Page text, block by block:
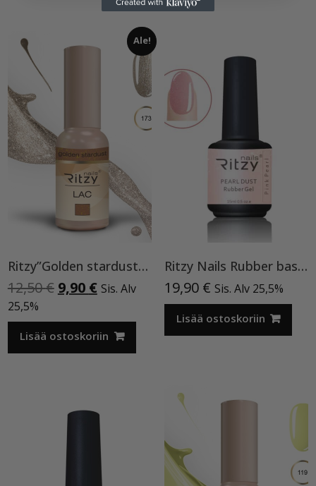
Ale!
Ritzy”Golden stardust”geelilakka,173 TPO vapaa
12,50€ Alkuperäinen
oli:
12,50 €.
9,90 €Nykyinen
on:
9,90 €.
Sis. Alv
25,5%
Lisää ostoskoriin
Ritzy Nails Rubber base ”Pink Pearl” pohjageeli, 15 ml
19,90 € Sis. Alv 25,5%
Lisää ostoskoriin